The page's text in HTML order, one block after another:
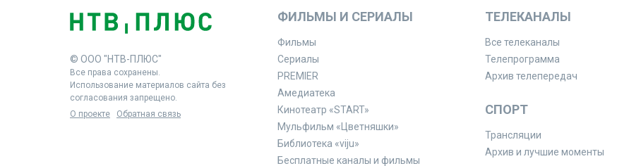
© ООО "НТВ-ПЛЮС"
Все права сохранены.
Использование материалов сайта без
согласования запрещено.
О проекте
Обратная связь
ФИЛЬМЫ И СЕРИАЛЫ
Фильмы
Сериалы
PREMIER
Амедиатека
Кинотеатр «START»
Мульфильм «Цветняшки»
Библиотека «viju»
Бесплатные каналы и фильмы
ТЕЛЕКАНАЛЫ
Все телеканалы
Телепрограмма
Архив телепередач
СПОРТ
Трансляции
Архив и лучшие моменты